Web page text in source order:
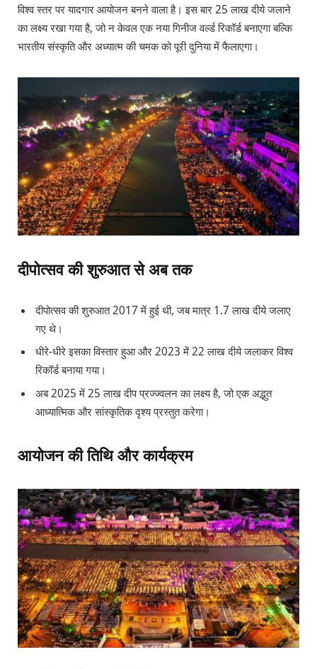
विश्व स्तर पर यादगार आयोजन बनने वाला है। इस बार 25 लाख दीये जलाने
का लक्ष्य रखा गया है, जो न केवल एक नया गिनीज वर्ल्ड रिकॉर्ड बनाएगा बल्कि
भारतीय संस्कृति और अध्यात्म की चमक को पूरी दुनिया में फैलाएगा।
दीपोत्सव की शुरुआत से अब तक
दीपोत्सव की शुरुआत 2017 में हुई थी, जब मात्र 1.7 लाख दीये जलाए
गए थे।
धीरे-धीरे इसका विस्तार हुआ और 2023 में 22 लाख दीये जलाकर विश्व
रिकॉर्ड बनाया गया।
अब 2025 में 25 लाख दीप प्रज्ज्वलन का लक्ष्य है, जो एक अद्भुत
आध्यात्मिक और सांस्कृतिक दृश्य प्रस्तुत करेगा।
आयोजन की तिथि और कार्यक्रम